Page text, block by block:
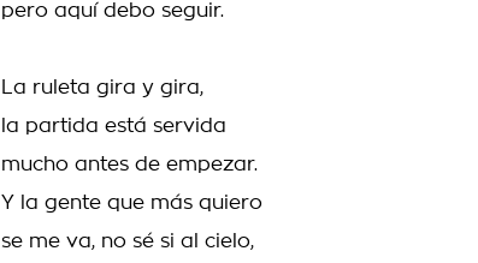
pero aquí debo seguir.
La ruleta gira y gira,
la partida está servida
mucho antes de empezar.
Y la gente que más quiero
se me va, no sé si al cielo,